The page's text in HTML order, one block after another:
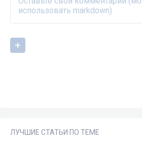
ЛУЧШИЕ СТАТЬИ ПО ТЕМЕ